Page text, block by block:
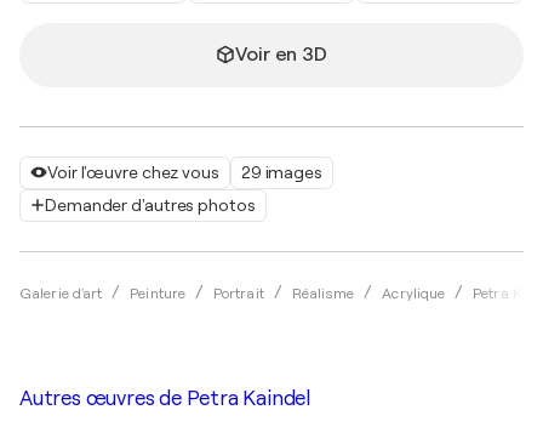
Voir l'œuvre chez vous
29 images
Demander d'autres photos
Galerie d'art Peinture Portrait Réalisme Acrylique Petra
Voir en 3D
Autres œuvres de Petra Kaindel